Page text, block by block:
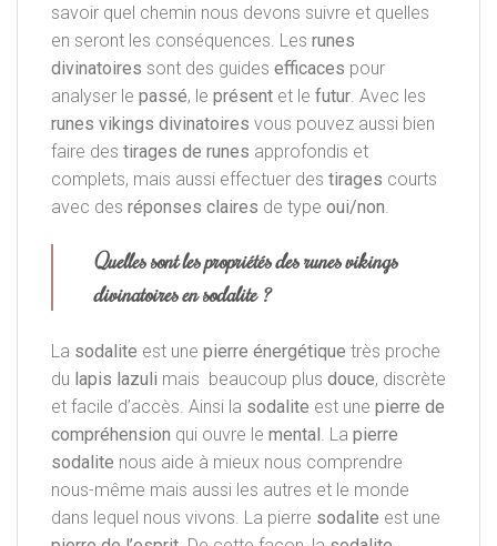
savoir quel chemin nous devons suivre et quelles
en seront les conséquences. Les runes
divinatoires sont des guides efficaces pour
analyser le passé, le présent et le futur. Avec les
runes vikings divinatoires vous pouvez aussi bien
faire des tirages de runes approfondis et
complets, mais aussi effectuer des tirages courts
avec des réponses claires de type oui/non.
Quelles sont les propriétés des runes vikings
divinatoires en sodalite ?
La sodalite est une pierre énergétique très proche
du lapis lazuli mais beaucoup plus douce, discrète
et facile d’accès. Ainsi la sodalite est une pierre de
compréhension qui ouvre le mental. La pierre
sodalite nous aide à mieux nous comprendre
nous-même mais aussi les autres et le monde
dans lequel nous vivons. La pierre sodalite est une